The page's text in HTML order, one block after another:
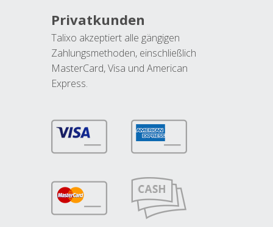
Privatkunden
Talixo akzeptiert alle gängigen
Zahlungsmethoden, einschließlich
MasterCard, Visa und American
Express.